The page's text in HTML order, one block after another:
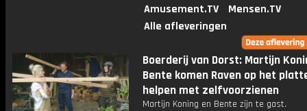
Amusement.TV
Mensen.TV
Alle afleveringen
Boerderij van Dorst: Martijn
Bente komen Raven op het
helpen met zelfvoorzienen
Martijn Koning en Bente zijn te gast.